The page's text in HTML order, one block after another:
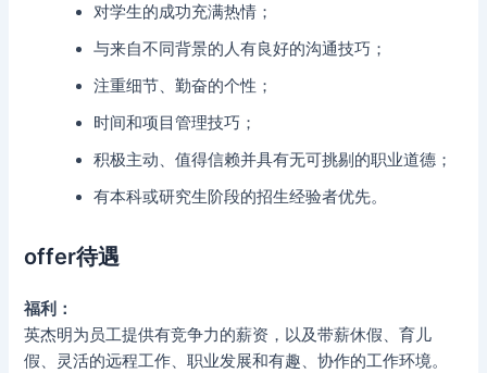
对学生的成功充满热情；
与来自不同背景的人有良好的沟通技巧；
注重细节、勤奋的个性；
时间和项目管理技巧；
积极主动、值得信赖并具有无可挑剔的职业道德；
有本科或研究生阶段的招生经验者优先。
offer待遇
福利：
英杰明为员工提供有竞争力的薪资，以及带薪休假、育儿
假、灵活的远程工作、职业发展和有趣、协作的工作环境。